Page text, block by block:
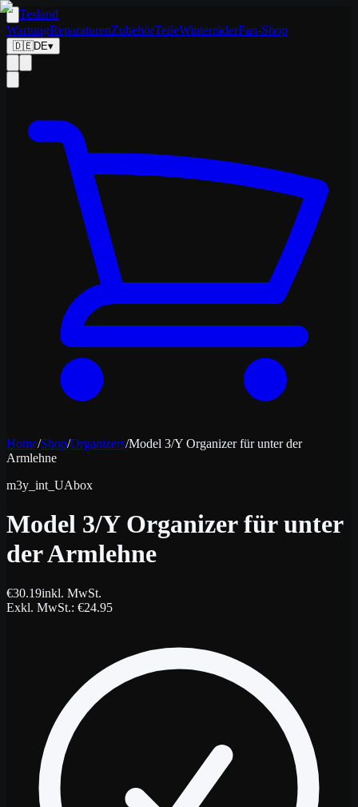
Tesland
WartungReparaturenZubehörTeileWinterräderFan-Shop
🇩🇪DE▾
Home/Shop/Organizers/Model 3/Y Organizer für unter der
Armlehne
m3y_int_UAbox
Model 3/Y Organizer für unter
der Armlehne
€30.19inkl. MwSt.
Exkl. MwSt.: €24.95